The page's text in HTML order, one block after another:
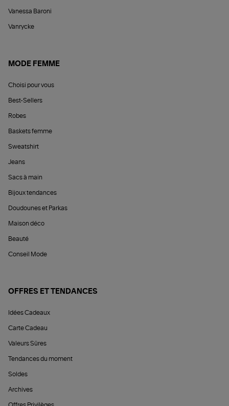
Vanessa Baroni
Vanrycke
MODE FEMME
Choisi pour vous
Best-Sellers
Robes
Baskets femme
Sweatshirt
Jeans
Sacs à main
Bijoux tendances
Doudounes et Parkas
Maison déco
Beauté
Conseil Mode
OFFRES ET TENDANCES
Idées Cadeaux
Carte Cadeau
Valeurs Sûres
Tendances du moment
Soldes
Archives